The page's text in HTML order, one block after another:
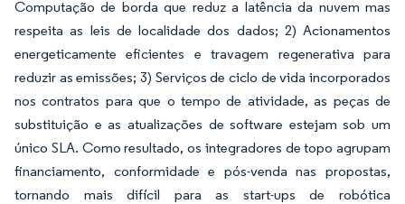
Computação de borda que reduz a latência da nuvem mas
respeita as leis de localidade dos dados; 2) Acionamentos
energeticamente eficientes e travagem regenerativa para
reduzir as emissões; 3) Serviços de ciclo de vida incorporados
nos contratos para que o tempo de atividade, as peças de
substituição e as atualizações de software estejam sob um
único SLA. Como resultado, os integradores de topo agrupam
financiamento, conformidade e pós-venda nas propostas,
tornando mais difícil para as start-ups de robótica